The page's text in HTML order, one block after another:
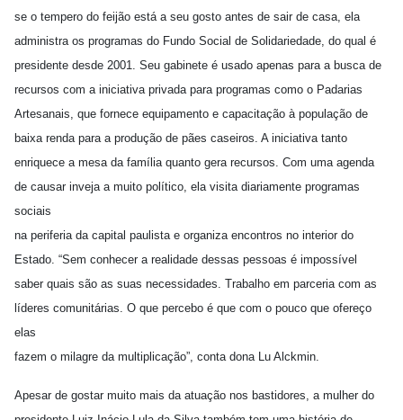
se o tempero do feijão está a seu gosto antes de sair de casa, ela
administra os programas do Fundo Social de Solidariedade, do qual é
presidente desde 2001. Seu gabinete é usado apenas para a busca de
recursos com a iniciativa privada para programas como o Padarias
Artesanais, que fornece equipamento e capacitação à população de
baixa renda para a produção de pães caseiros. A iniciativa tanto
enriquece a mesa da família quanto gera recursos. Com uma agenda
de causar inveja a muito político, ela visita diariamente programas
sociais
na periferia da capital paulista e organiza encontros no interior do
Estado. “Sem conhecer a realidade dessas pessoas é impossível
saber quais são as suas necessidades. Trabalho em parceria com as
líderes comunitárias. O que percebo é que com o pouco que ofereço
elas
fazem o milagre da multiplicação”, conta dona Lu Alckmin.
Apesar de gostar muito mais da atuação nos bastidores, a mulher do